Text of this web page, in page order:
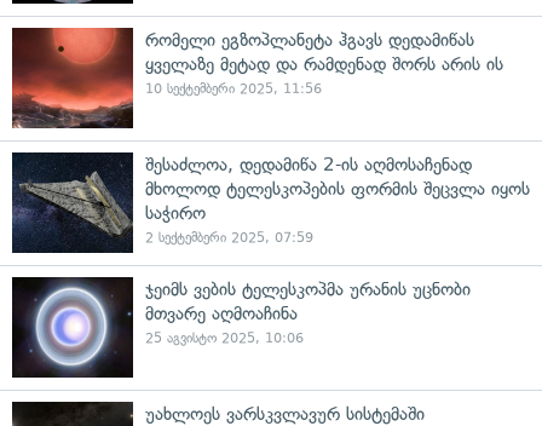
რომელი ეგზოპლანეტა ჰგავს დედამიწას
ყველაზე მეტად და რამდენად შორს არის ის
10 სექტემბერი 2025, 11:56
შესაძლოა, დედამიწა 2-ის აღმოსაჩენად
მხოლოდ ტელესკოპების ფორმის შეცვლა იყოს
საჭირო
2 სექტემბერი 2025, 07:59
ჯეიმს ვების ტელესკოპმა ურანის უცნობი
მთვარე აღმოაჩინა
25 აგვისტო 2025, 10:06
უახლოეს ვარსკვლავურ სისტემაში